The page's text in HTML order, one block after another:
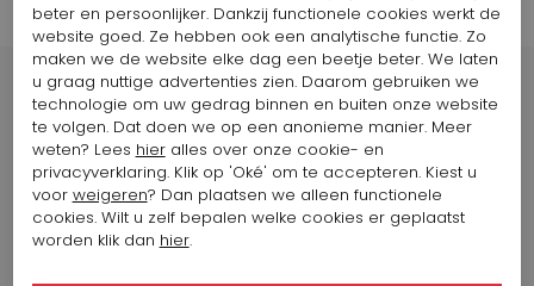
Winkels
Arnhem
beter en persoonlijker. Dankzij functionele cookies werkt de
website goed. Ze hebben ook een analytische functie. Zo
maken we de website elke dag een beetje beter. We laten
u graag nuttige advertenties zien. Daarom gebruiken we
technologie om uw gedrag binnen en buiten onze website
te volgen. Dat doen we op een anonieme manier. Meer
weten? Lees hieralles over onze cookie- en
privacyverklaring. Klik op 'Oké' om te accepteren. Kiest u
voor weigeren? Dan plaatsen we alleen functionele
cookies. Wilt u zelf bepalen welke cookies er geplaatst
worden klik dan hier.